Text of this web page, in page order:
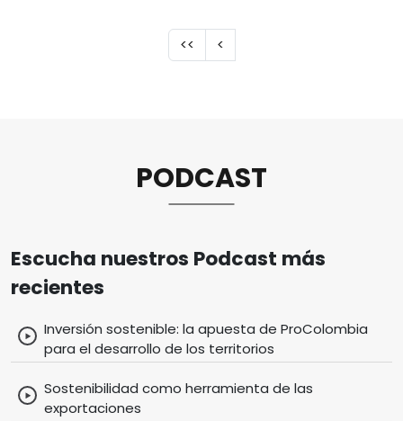
Primera página
<< Página anterior
<
PODCAST
Escucha nuestros Podcast más
recientes
Inversión sostenible: la apuesta de ProColombia
para el desarrollo de los territorios
Sostenibilidad como herramienta de las
exportaciones